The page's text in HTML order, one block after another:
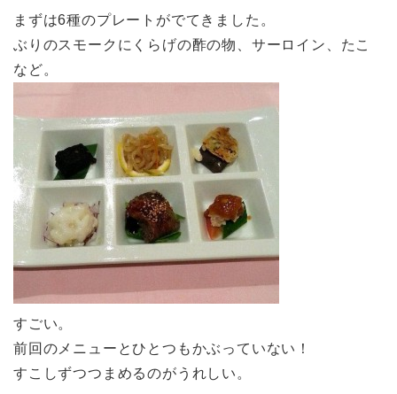
まずは6種のプレートがでてきました。
ぶりのスモークにくらげの酢の物、サーロイン、たこ
など。
すごい。
前回のメニューとひとつもかぶっていない！
すこしずつつまめるのがうれしい。